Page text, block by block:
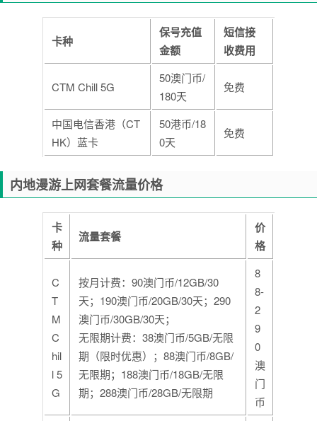
卡种
保号充值
金额
短信接
收费用
CTM Chill 5G
50澳门币/
180天
免费
中国电信香港（CT
HK）蓝卡
50港币/18
0天
免费
内地漫游上网套餐流量价格
卡
种
流量套餐
价
格
C
T
M
C
hil
l 5
G
按月计费：90澳门币/12GB/30
天；190澳门币/20GB/30天；290
澳门币/30GB/30天；
无限期计费：38澳门币/5GB/无限
期（限时优惠）；88澳门币/8GB/
无限期；188澳门币/18GB/无限
期；288澳门币/28GB/无限期
8
8-
2
9
0
澳
门
币